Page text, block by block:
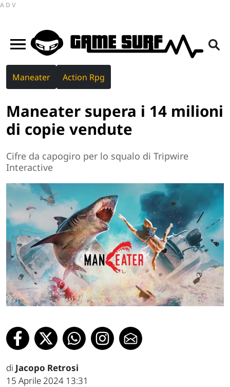
ADV
Maneater Action Rpg
Maneater supera i 14 milioni
di copie vendute
Cifre da capogiro per lo squalo di Tripwire
Interactive
di Jacopo Retrosi
15 Aprile 2024 13:31